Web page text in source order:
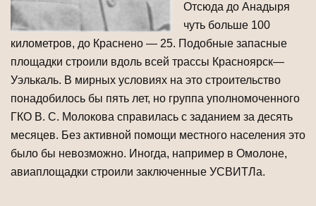
Отсюда до Анадыря
чуть больше 100
километров, до Краснено — 25. Подобные запасные
площадки строили вдоль всей трассы Красноярск—
Уэлькаль. В мирных условиях на это строительство
пона­добилось бы пять лет, но группа уполномоченного
ГКО В. С. Молокова справи­лась с заданием за десять
месяцев. Без активной помощи местного населения это
было бы невозможно. Иногда, например в Омолоне,
авиаплощадки строили заключенные УСВИТЛа.